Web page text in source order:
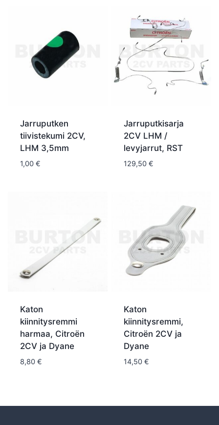
Jarruputken
tiivistekumi 2CV,
LHM 3,5mm
1,00 €
Jarruputkisarja
2CV LHM /
levyjarrut, RST
129,50 €
Katon
kiinnitysremmi
harmaa, Citroën
2CV ja Dyane
8,80 €
Katon
kiinnitysremmi,
Citroën 2CV ja
Dyane
14,50 €